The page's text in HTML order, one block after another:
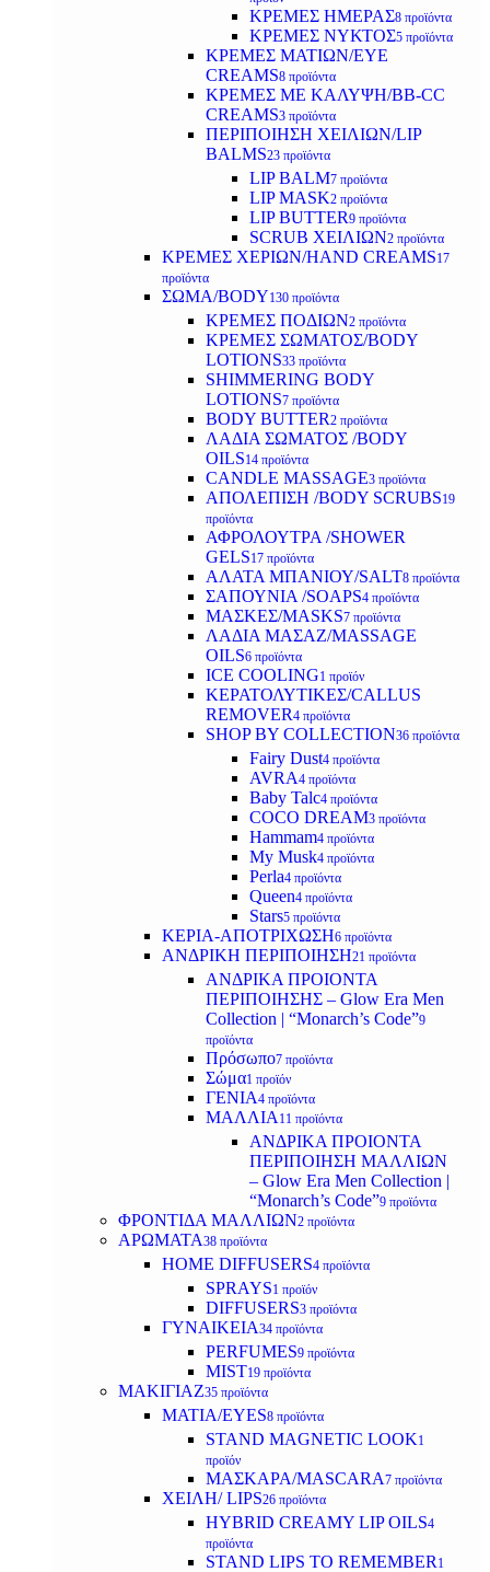
ΚΡΕΜΕΣ ΗΜΕΡΑΣ8 προϊόντα
ΚΡΕΜΕΣ ΝΥΚΤΟΣ5 προϊόντα
ΚΡΕΜΕΣ ΜΑΤΙΩΝ/EYE
CREAMS8 προϊόντα
ΚΡΕΜΕΣ ΜΕ ΚΑΛΥΨΗ/BB-CC
CREAMS3 προϊόντα
ΠΕΡΙΠΟΙΗΣΗ ΧΕΙΛΙΩΝ/LIP
BALMS23 προϊόντα
LIP BALM7 προϊόντα
LIP MASK2 προϊόντα
LIP BUTTER9 προϊόντα
SCRUB ΧΕΙΛΙΩΝ2 προϊόντα
ΚΡΕΜΕΣ ΧΕΡΙΩΝ/HAND CREAMS17
προϊόντα
ΣΩΜΑ/BODY130 προϊόντα
ΚΡΕΜΕΣ ΠΟΔΙΩΝ2 προϊόντα
ΚΡΕΜΕΣ ΣΩΜΑΤΟΣ/BODY
LOTIONS33 προϊόντα
SHIMMERING BODY
LOTIONS7 προϊόντα
BODY BUTTER2 προϊόντα
ΛΑΔΙΑ ΣΩΜΑΤΟΣ /BODY
OILS14 προϊόντα
CANDLE MASSAGE3 προϊόντα
ΑΠΟΛΕΠΙΣΗ /BODY SCRUBS19
προϊόντα
ΑΦΡΟΛΟΥΤΡΑ /SHOWER
GELS17 προϊόντα
ΑΛΑΤΑ ΜΠΑΝΙΟΥ/SALT8 προϊόντα
ΣΑΠΟΥΝΙΑ /SOAPS4 προϊόντα
ΜΑΣΚΕΣ/MASKS7 προϊόντα
ΛΑΔΙΑ ΜΑΣΑΖ/MASSAGE
OILS6 προϊόντα
ICE COOLING1 προϊόν
ΚΕΡΑΤΟΛΥΤΙΚΕΣ/CALLUS
REMOVER4 προϊόντα
SHOP BY COLLECTION36 προϊόντα
Fairy Dust4 προϊόντα
AVRA4 προϊόντα
Baby Talc4 προϊόντα
COCO DREAM3 προϊόντα
Hammam4 προϊόντα
My Musk4 προϊόντα
Perla4 προϊόντα
Queen4 προϊόντα
Stars5 προϊόντα
ΚΕΡΙΑ-ΑΠΟΤΡΙΧΩΣΗ6 προϊόντα
ΑΝΔΡΙΚΗ ΠΕΡΙΠΟΙΗΣΗ21 προϊόντα
ΑΝΔΡΙΚΑ ΠΡΟΙΟΝΤΑ
ΠΕΡΙΠΟΙΗΣΗΣ – Glow Era Men
Collection | “Monarch’s Code”9
προϊόντα
Πρόσωπο7 προϊόντα
Σώμα1 προϊόν
ΓΕΝΙΑ4 προϊόντα
ΜΑΛΛΙΑ 11 προϊόντα
ΑΝΔΡΙΚΑ ΠΡΟΙΟΝΤΑ
ΠΕΡΙΠΟΙΗΣΗ ΜΑΛΛΙΩΝ
– Glow Era Men Collection |
“Monarch’s Code”9 προϊόντα
ΦΡΟΝΤΙΔΑ ΜΑΛΛΙΩΝ2 προϊόντα
ΑΡΩΜΑΤΑ38 προϊόντα
HOME DIFFUSERS4 προϊόντα
SPRAYS1 προϊόν
DIFFUSERS3 προϊόντα
ΓΥΝΑΙΚΕΙΑ34 προϊόντα
PERFUMES9 προϊόντα
MIST19 προϊόντα
ΜΑΚΙΓΙΑΖ35 προϊόντα
ΜΑΤΙΑ/EYES8 προϊόντα
STAND MAGNETIC LOOK1
προϊόν
ΜΑΣΚΑΡΑ/MASCARA7 προϊόντα
ΧΕΙΛΗ/ LIPS26 προϊόντα
HYBRID CREAMY LIP OILS4
προϊόντα
STAND LIPS TO REMEMBER 1